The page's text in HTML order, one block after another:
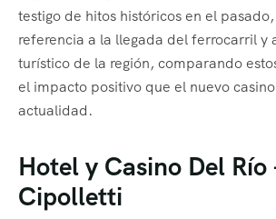
testigo de hitos históricos en el
referencia a la llegada del ferrocarril y
turístico de la región, comparando
el impacto positivo que el nuevo
actualidad.
Hotel y Casino Del Río
Cipolletti